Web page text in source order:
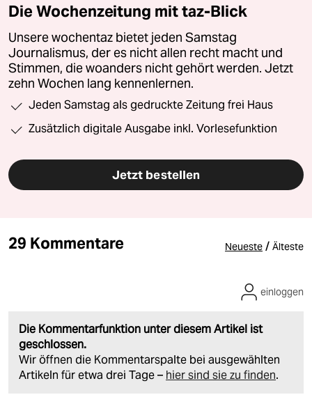
Die Wochenzeitung mit taz-Blick
Unsere wochentaz bietet jeden Samstag
Journalismus, der es nicht allen recht macht und
Stimmen, die woanders nicht gehört werden. Jetzt
zehn Wochen lang kennenlernen.
Jeden Samstag als gedruckte Zeitung frei Haus
Zusätzlich digitale Ausgabe inkl. Vorlesefunktion
Jetzt bestellen
29 Kommentare Neueste / Älteste
Die Kommentarfunktion unter diesem Artikel ist
geschlossen.
Wir öffnen die Kommentarspalte bei ausgewählten
Artikeln für etwa drei Tage – hier sind sie zu finden.
einloggen